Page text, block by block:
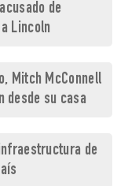
de
Lincoln
Mitch McConnell
desde su casa
de